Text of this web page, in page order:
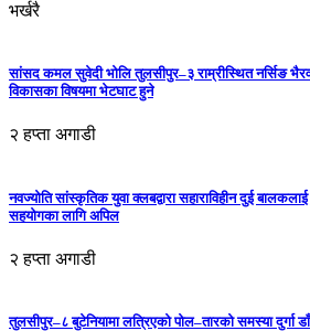
भर्खरै
सांसद कमल सुवेदी भोलि तुलसीपुर–३ राम्रीस्थित नर्सिङ भैरव
विकासका विषयमा भेटघाट हुने
२ हप्ता अगाडी
नवज्योति सांस्कृतिक युवा क्लबद्वारा सहाराविहीन दुई
सहयोगका लागि अपिल
२ हप्ता अगाडी
तुलसीपुर–८ बुटेनियामा लत्रिएको पोल–तारको समस्या दुर्गा